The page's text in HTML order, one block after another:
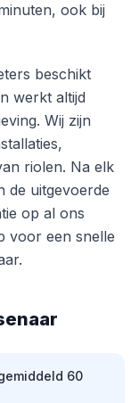
ook bij
beschikt
werkt altijd
Wij zijn
riolen. Na elk
de uitgevoerde
op al ons
voor een snelle
60